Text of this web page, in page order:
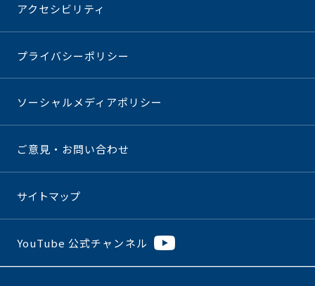
アクセシビリティ
プライバシーポリシー
ソーシャルメディアポリシー
ご意見・お問い合わせ
サイトマップ
YouTube 公式チャンネル